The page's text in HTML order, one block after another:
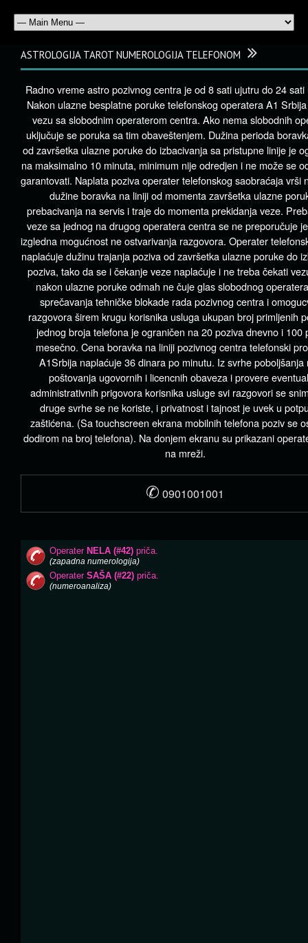
ASTROLOGIJA TAROT NUMEROLOGIJA TELEFONOM
Radno vreme astro pozivnog centra je od 8 sati ujutru do 24 sati
Nakon ulazne besplatne poruke telefonskog operatera A1
vezu sa slobodnim operaterom centra. Ako nema slobodnih
uključuje se poruka sa tim obaveštenjem. Dužina perioda
od završetka ulazne poruke do izbacivanja sa pristupne linije je
na maksimalno 10 minuta, minimum nije odredjen i ne može se
garantovati. Naplata poziva operater telefonskog saobraćaja vrši
dužine boravka na liniji od momenta završetka ulazne
prebacivanja na servis i traje do momenta prekidanja veze.
veze sa jednog na drugog operatera centra se ne preporučuje
izgledna mogućnost ne ostvarivanja razgovora. Operater
naplaćuje dužinu trajanja poziva od završetka ulazne poruke do
poziva, tako da se i čekanje veze naplaćuje i ne treba čekati
nakon ulazne poruke odmah ne čuje glas slobodnog
sprečavanja tehničke blokade rada pozivnog centra i
razgovora širem krugu korisnika usluga ukupan broj primljenih
jednog broja telefona je ograničen na 20 poziva dnevno i 100
mesečno. Cena boravka na liniji pozivnog centra telefonski
A1Srbija naplaćuje 36 dinara po minutu. Iz svrhe poboljšanja
poštovanja ugovornih i licencnih obaveza i provere
administrativnih prigovora korisnika usluge svi razgovori se
druge svrhe se ne koriste, i privatnost i tajnost je uvek u
zaštićena. (Sa touchscreen ekrana mobilnih telefona poziv se
dodirom na broj telefona). Na donjem ekranu su prikazani
na mreži.
✆ 0901001001